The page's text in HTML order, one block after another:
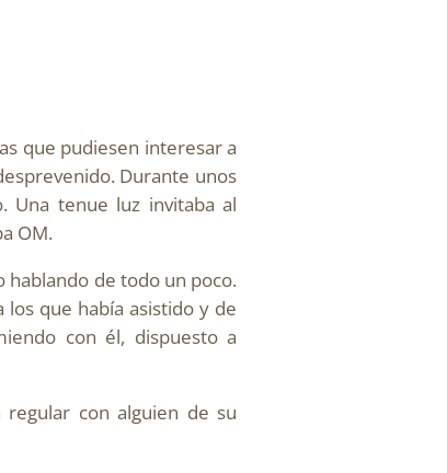
que pudiesen interesar a
Durante unos
Una tenue luz invitaba al
OM.
de todo un poco.
que había asistido y de
con él, dispuesto a
con alguien de su